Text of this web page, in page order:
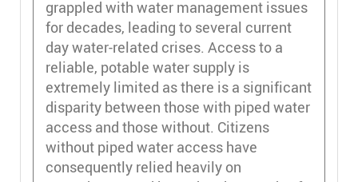
grappled with water management issues
for decades, leading to several current
day water-related crises. Access to a
reliable, potable water supply is
extremely limited as there is a significant
disparity between those with piped water
access and those without. Citizens
without piped water access have
consequently relied heavily on